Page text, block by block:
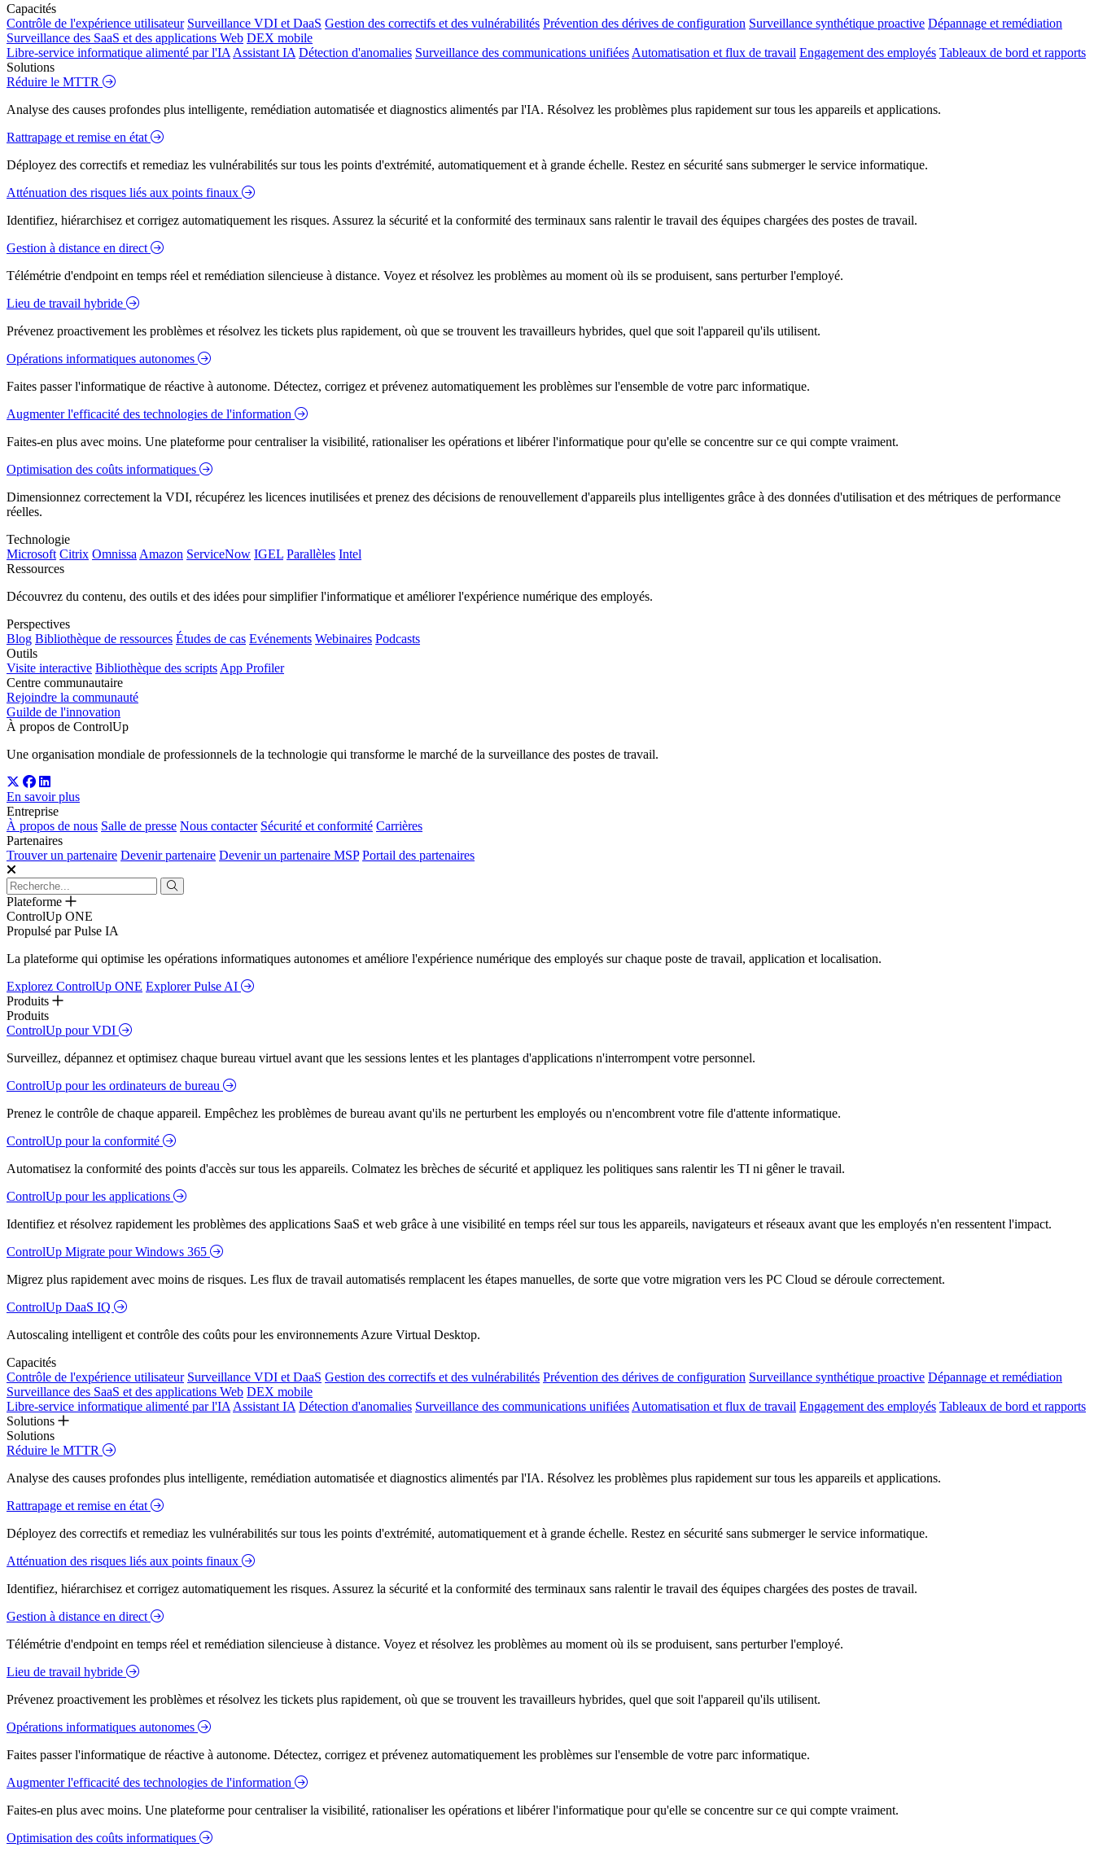
Capacités
Contrôle de l'expérience utilisateur Surveillance VDI et DaaS Gestion des correctifs et des vulnérabilités Prévention des dérives de configuration Surveillance synthétique proactive Dépannage et remédiation
Surveillance des SaaS et des applications Web DEX mobile
Libre-service informatique alimenté par l'IA Assistant IA Détection d'anomalies Surveillance des communications unifiées Automatisation et flux de travail Engagement des employés Tableaux de bord et rapports
Solutions
Réduire le MTTR
Analyse des causes profondes plus intelligente, remédiation automatisée et diagnostics alimentés par l'IA. Résolvez les problèmes plus rapidement sur tous les appareils et applications.
Rattrapage et remise en état
Déployez des correctifs et remediaz les vulnérabilités sur tous les points d'extrémité, automatiquement et à grande échelle. Restez en sécurité sans submerger le service informatique.
Atténuation des risques liés aux points finaux
Identifiez, hiérarchisez et corrigez automatiquement les risques. Assurez la sécurité et la conformité des terminaux sans ralentir le travail des équipes chargées des postes de travail.
Gestion à distance en direct
Télémétrie d'endpoint en temps réel et remédiation silencieuse à distance. Voyez et résolvez les problèmes au moment où ils se produisent, sans perturber l'employé.
Lieu de travail hybride
Prévenez proactivement les problèmes et résolvez les tickets plus rapidement, où que se trouvent les travailleurs hybrides, quel que soit l'appareil qu'ils utilisent.
Opérations informatiques autonomes
Faites passer l'informatique de réactive à autonome. Détectez, corrigez et prévenez automatiquement les problèmes sur l'ensemble de votre parc informatique.
Augmenter l'efficacité des technologies de l'information
Faites-en plus avec moins. Une plateforme pour centraliser la visibilité, rationaliser les opérations et libérer l'informatique pour qu'elle se concentre sur ce qui compte vraiment.
Optimisation des coûts informatiques
Dimensionnez correctement la VDI, récupérez les licences inutilisées et prenez des décisions de renouvellement d'appareils plus intelligentes grâce à des données d'utilisation et des métriques de performance
réelles.
Technologie
Microsoft Citrix Omnissa Amazon ServiceNow IGEL Parallèles Intel
Ressources
Découvrez du contenu, des outils et des idées pour simplifier l'informatique et améliorer l'expérience numérique des employés.
Perspectives
Blog Bibliothèque de ressources Études de cas Evénements Webinaires Podcasts
Outils
Visite interactive Bibliothèque des scripts App Profiler
Centre communautaire
Rejoindre la communauté
Guilde de l'innovation
À propos de ControlUp
Une organisation mondiale de professionnels de la technologie qui transforme le marché de la surveillance des postes de travail.
En savoir plus
Entreprise
À propos de nous Salle de presse Nous contacter Sécurité et conformité Carrières
Partenaires
Trouver un partenaire Devenir partenaire Devenir un partenaire MSP Portail des partenaires
Plateforme
ControlUp ONE
Propulsé par Pulse IA
La plateforme qui optimise les opérations informatiques autonomes et améliore l'expérience numérique des employés sur chaque poste de travail, application et localisation.
Explorez ControlUp ONE Explorer Pulse AI
Produits
Produits
ControlUp pour VDI
Surveillez, dépannez et optimisez chaque bureau virtuel avant que les sessions lentes et les plantages d'applications n'interrompent votre personnel.
ControlUp pour les ordinateurs de bureau
Prenez le contrôle de chaque appareil. Empêchez les problèmes de bureau avant qu'ils ne perturbent les employés ou n'encombrent votre file d'attente informatique.
ControlUp pour la conformité
Automatisez la conformité des points d'accès sur tous les appareils. Colmatez les brèches de sécurité et appliquez les politiques sans ralentir les TI ni gêner le travail.
ControlUp pour les applications
Identifiez et résolvez rapidement les problèmes des applications SaaS et web grâce à une visibilité en temps réel sur tous les appareils, navigateurs et réseaux avant que les employés n'en ressentent l'impact.
ControlUp Migrate pour Windows 365
Migrez plus rapidement avec moins de risques. Les flux de travail automatisés remplacent les étapes manuelles, de sorte que votre migration vers les PC Cloud se déroule correctement.
ControlUp DaaS IQ
Autoscaling intelligent et contrôle des coûts pour les environnements Azure Virtual Desktop.
Capacités
Contrôle de l'expérience utilisateur Surveillance VDI et DaaS Gestion des correctifs et des vulnérabilités Prévention des dérives de configuration Surveillance synthétique proactive Dépannage et remédiation
Surveillance des SaaS et des applications Web DEX mobile
Libre-service informatique alimenté par l'IA Assistant IA Détection d'anomalies Surveillance des communications unifiées Automatisation et flux de travail Engagement des employés Tableaux de bord et rapports
Solutions
Solutions
Réduire le MTTR
Analyse des causes profondes plus intelligente, remédiation automatisée et diagnostics alimentés par l'IA. Résolvez les problèmes plus rapidement sur tous les appareils et applications.
Rattrapage et remise en état
Déployez des correctifs et remediaz les vulnérabilités sur tous les points d'extrémité, automatiquement et à grande échelle. Restez en sécurité sans submerger le service informatique.
Atténuation des risques liés aux points finaux
Identifiez, hiérarchisez et corrigez automatiquement les risques. Assurez la sécurité et la conformité des terminaux sans ralentir le travail des équipes chargées des postes de travail.
Gestion à distance en direct
Télémétrie d'endpoint en temps réel et remédiation silencieuse à distance. Voyez et résolvez les problèmes au moment où ils se produisent, sans perturber l'employé.
Lieu de travail hybride
Prévenez proactivement les problèmes et résolvez les tickets plus rapidement, où que se trouvent les travailleurs hybrides, quel que soit l'appareil qu'ils utilisent.
Opérations informatiques autonomes
Faites passer l'informatique de réactive à autonome. Détectez, corrigez et prévenez automatiquement les problèmes sur l'ensemble de votre parc informatique.
Augmenter l'efficacité des technologies de l'information
Faites-en plus avec moins. Une plateforme pour centraliser la visibilité, rationaliser les opérations et libérer l'informatique pour qu'elle se concentre sur ce qui compte vraiment.
Optimisation des coûts informatiques